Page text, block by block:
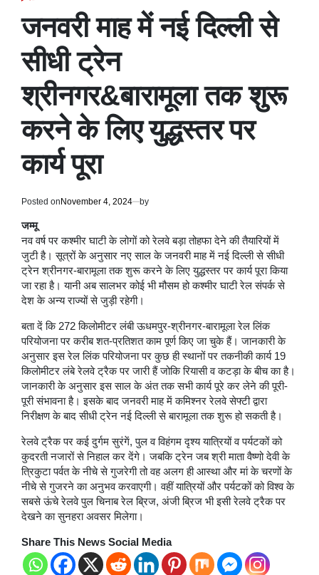
जनवरी माह में नई दिल्ली से
सीधी ट्रेन
श्रीनगर&बारामूला तक शुरू
करने के लिए युद्धस्तर पर
कार्य पूरा
Posted onNovember 4, 2024 by
जम्मू
नव वर्ष पर कश्मीर घाटी के लोगों को रेलवे बड़ा तोहफा देने की तैयारियों में
जुटी है। सूत्रों के अनुसार नए साल के जनवरी माह में नई दिल्ली से सीधी
ट्रेन श्रीनगर-बारामूला तक शुरू करने के लिए युद्धस्तर पर कार्य पूरा किया
जा रहा है। यानी अब सालभर कोई भी मौसम हो कश्मीर घाटी रेल संपर्क से
देश के अन्य राज्यों से जुड़ी रहेगी।
बता दें कि 272 किलोमीटर लंबी ऊधमपुर-श्रीनगर-बारामूला रेल लिंक
परियोजना पर करीब शत-प्रतिशत काम पूर्ण किए जा चुके हैं। जानकारी के
अनुसार इस रेल लिंक परियोजना पर कुछ ही स्थानों पर तकनीकी कार्य 19
किलोमीटर लंबे रेलवे ट्रैक पर जारी हैं जोकि रियासी व कटड़ा के बीच का है।
जानकारी के अनुसार इस साल के अंत तक सभी कार्य पूरे कर लेने की पूरी-
पूरी संभावना है। इसके बाद जनवरी माह में कमिश्नर रेलवे सेफ्टी द्वारा
निरीक्षण के बाद सीधी ट्रेन नई दिल्ली से बारामूला तक शुरू हो सकती है।
रेलवे ट्रैक पर कई दुर्गम सुरंगें, पुल व विहंगम दृश्य यात्रियों व पर्यटकों को
कुदरती नजारों से निहाल कर देंगे। जबकि ट्रेन जब श्री माता वैष्णो देवी के
त्रिकुटा पर्वत के नीचे से गुजरेगी तो वह अलग ही आस्था और मां के चरणों के
नीचे से गुजरने का अनुभव करवाएगी। वहीं यात्रियों और पर्यटकों को विश्व के
सबसे ऊंचे रेलवे पुल चिनाब रेल ब्रिज, अंजी ब्रिज भी इसी रेलवे ट्रैक पर
देखने का सुनहरा अवसर मिलेगा।
Share This News Social Media